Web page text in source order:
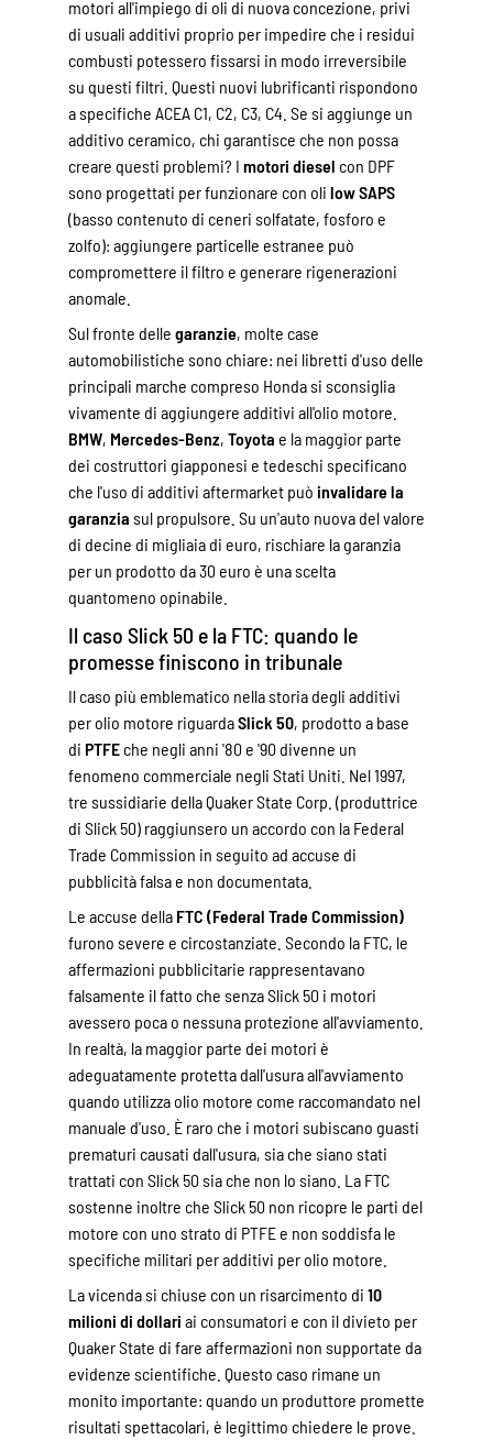
motori all'impiego di oli di nuova concezione, privi
di usuali additivi proprio per impedire che i residui
combusti potessero fissarsi in modo irreversibile
su questi filtri. Questi nuovi lubrificanti rispondono
a specifiche ACEA C1, C2, C3, C4. Se si aggiunge un
additivo ceramico, chi garantisce che non possa
creare questi problemi? I motori diesel con DPF
sono progettati per funzionare con oli low SAPS
(basso contenuto di ceneri solfatate, fosforo e
zolfo): aggiungere particelle estranee può
compromettere il filtro e generare rigenerazioni
anomale.
Sul fronte delle garanzie, molte case
automobilistiche sono chiare: nei libretti d'uso delle
principali marche compreso Honda si sconsiglia
vivamente di aggiungere additivi all'olio motore.
BMW, Mercedes-Benz, Toyota e la maggior parte
dei costruttori giapponesi e tedeschi specificano
che l'uso di additivi aftermarket può invalidare la
garanzia sul propulsore. Su un'auto nuova del valore
di decine di migliaia di euro, rischiare la garanzia
per un prodotto da 30 euro è una scelta
quantomeno opinabile.
Il caso Slick 50 e la FTC: quando le
promesse finiscono in tribunale
Il caso più emblematico nella storia degli additivi
per olio motore riguardaSlick 50, prodotto a base
di PTFE che negli anni '80 e '90 divenne un
fenomeno commerciale negli Stati Uniti. Nel 1997,
tre sussidiarie della Quaker State Corp. (produttrice
di Slick 50) raggiunsero un accordo con la Federal
Trade Commission in seguito ad accuse di
pubblicità falsa e non documentata.
Le accuse della FTC (Federal Trade Commission)
furono severe e circostanziate. Secondo la FTC, le
affermazioni pubblicitarie rappresentavano
falsamente il fatto che senza Slick 50 i motori
avessero poca o nessuna protezione all'avviamento.
In realtà, la maggior parte dei motori è
adeguatamente protetta dall'usura all'avviamento
quando utilizza olio motore come raccomandato nel
manuale d'uso. È raro che i motori subiscano guasti
prematuri causati dall'usura, sia che siano stati
trattati con Slick 50 sia che non lo siano. La FTC
sostenne inoltre che Slick 50 non ricopre le parti del
motore con uno strato di PTFE e non soddisfa le
specifiche militari per additivi per olio motore.
La vicenda si chiuse con un risarcimento di 10
milioni di dollari ai consumatori e con il divieto per
Quaker State di fare affermazioni non supportate da
evidenze scientifiche. Questo caso rimane un
monito importante: quando un produttore promette
risultati spettacolari, è legittimo chiedere le prove.